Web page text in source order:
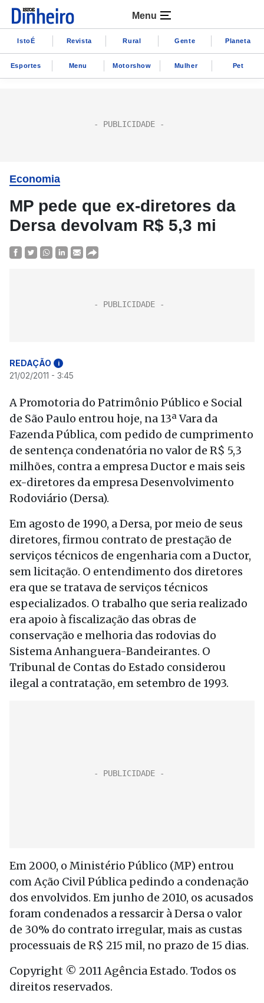
Menu
IstoÉ Revista Rural Gente Planeta
Esportes Menu Motorshow Mulher Pet
Economia
MP pede que ex-diretores da
Dersa devolvam R$ 5,3 mi
REDAÇÃO i
21/02/2011 - 3:45
A Promotoria do Patrimônio Público e Social
de São Paulo entrou hoje, na 13ª Vara da
Fazenda Pública, com pedido de cumprimento
de sentença condenatória no valor de R$ 5,3
milhões, contra a empresa Ductor e mais seis
ex-diretores da empresa Desenvolvimento
Rodoviário (Dersa).
Em agosto de 1990, a Dersa, por meio de seus
diretores, firmou contrato de prestação de
serviços técnicos de engenharia com a Ductor,
sem licitação. O entendimento dos diretores
era que se tratava de serviços técnicos
especializados. O trabalho que seria realizado
era apoio à fiscalização das obras de
conservação e melhoria das rodovias do
Sistema Anhanguera-Bandeirantes. O
Tribunal de Contas do Estado considerou
ilegal a contratação, em setembro de 1993.
Em 2000, o Ministério Público (MP) entrou
com Ação Civil Pública pedindo a condenação
dos envolvidos. Em junho de 2010, os acusados
foram condenados a ressarcir à Dersa o valor
de 30% do contrato irregular, mais as custas
processuais de R$ 215 mil, no prazo de 15 dias.
Copyright © 2011 Agência Estado. Todos os
direitos reservados.